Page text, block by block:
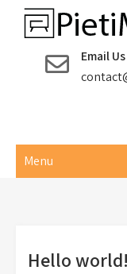
PietiEmail Us
Menu
Hello world!